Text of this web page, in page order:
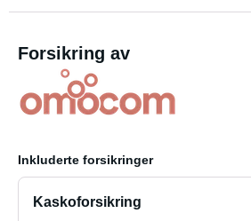
Forsikring av
Inkluderte forsikringer
Kaskoforsikring